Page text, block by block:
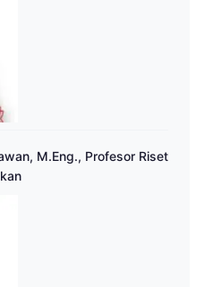
M.Eng., Profesor Riset